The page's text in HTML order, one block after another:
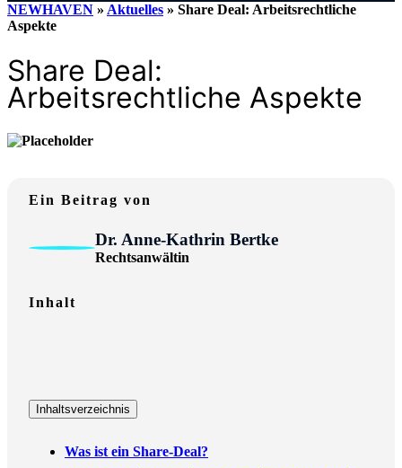
NEWHAVEN » Aktuelles » Share Deal: Arbeitsrechtliche
Aspekte
Share Deal:
Arbeitsrechtliche Aspekte
Ein Beitrag von
Dr. Anne-Kathrin Bertke
Rechtsanwältin
Inhalt
Inhaltsverzeichnis
Was ist ein Share-Deal?